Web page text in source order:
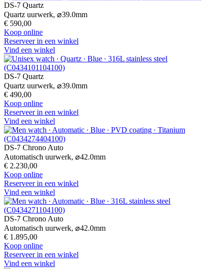
DS-7 Quartz
Quartz uurwerk, ⌀39.0mm
€ 590,00
Koop online
Reserveer in een winkel
Vind een winkel
DS-7 Quartz
Quartz uurwerk, ⌀39.0mm
€ 490,00
Koop online
Reserveer in een winkel
Vind een winkel
DS-7 Chrono Auto
Automatisch uurwerk, ⌀42.0mm
€ 2.230,00
Koop online
Reserveer in een winkel
Vind een winkel
DS-7 Chrono Auto
Automatisch uurwerk, ⌀42.0mm
€ 1.895,00
Koop online
Reserveer in een winkel
Vind een winkel